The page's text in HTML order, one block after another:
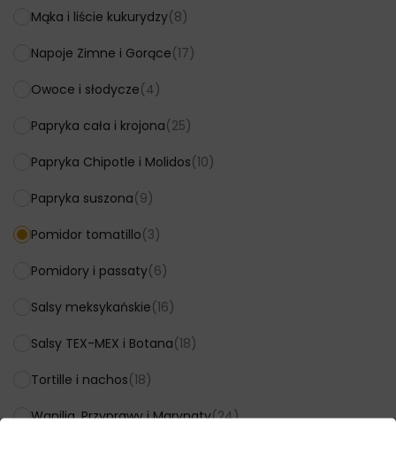
Mąka i liście kukurydzy(8)
Napoje Zimne i Gorące(17)
Owoce i słodycze(4)
Papryka cała i krojona(25)
Papryka Chipotle i Molidos(10)
Papryka suszona(9)
Pomidor tomatillo(3)
Pomidory i passaty(6)
Salsy meksykańskie(16)
Salsy TEX-MEX i Botana(18)
Tortille i nachos(18)
Wanilia, Przyprawy i Marynaty(24)